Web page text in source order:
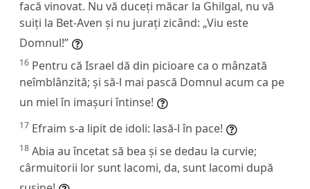
facă vinovat. Nu vă duceți măcar la Ghilgal, nu vă
suiți la Bet-Aven și nu jurați zicând: „Viu este
Domnul!”
16 Pentru că Israel dă din picioare ca o mânzată
neîmblânzită; și să-l mai pască Domnul acum ca pe
un miel în imașuri întinse!
17 Efraim s-a lipit de idoli: lasă-l în pace!
18 Abia au încetat să bea și se dedau la curvie;
cârmuitorii lor sunt lacomi, da, sunt lacomi după